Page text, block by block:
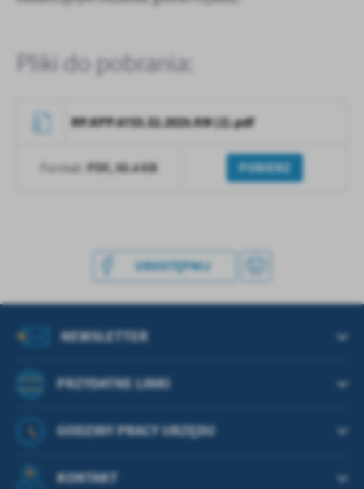
treści w postaci wiadomości, ofert, komunikatów mediów
Pliki do pobrania:
RP.KPP.6733.32.2025.KM (2).pdf
Format: PDF, 50.4 KB POBIERZ
UDOSTĘPNIJ
PRZYDATNE LINKI
NEWSLETTER
GODZINY PRACY URZĘDU
KONTAKT